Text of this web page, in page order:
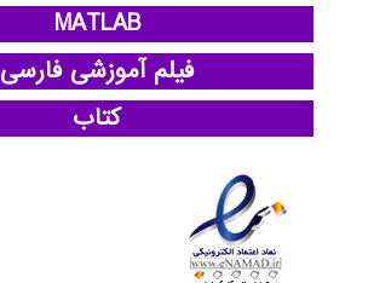
MATLAB
فیلم آموزشی فارسی
کتاب